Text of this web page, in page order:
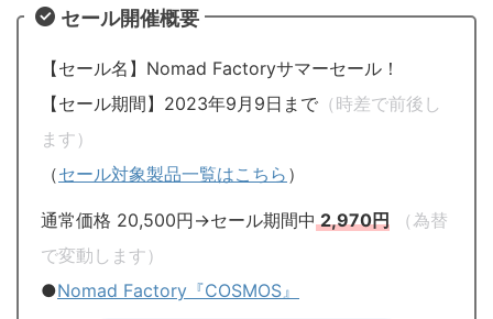
セール開催概要
【セール名】Nomad Factoryサマーセール！
【セール期間】2023年9月9日まで （時差で前後し
ます）
（セール対象製品一覧はこちら ）
通常価格 20,500円→セール期間中2,970円
（為替
で変動します）
●Nomad Factory『COSMOS』